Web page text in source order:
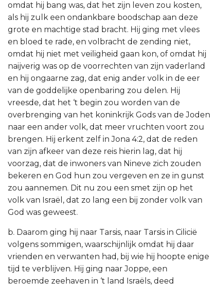
omdat hij bang was, dat het zijn leven zou kosten,
als hij zulk een ondankbare boodschap aan deze
grote en machtige stad bracht. Hij ging met vlees
en bloed te rade, en volbracht de zending niet,
omdat hij niet met veiligheid gaan kon, of omdat hij
naijverig was op de voorrechten van zijn vaderland
en hij ongaarne zag, dat enig ander volk in de eer
van de goddelijke openbaring zou delen. Hij
vreesde, dat het ‘t begin zou worden van de
overbrenging van het koninkrijk Gods van de Joden
naar een ander volk, dat meer vruchten voort zou
brengen. Hij erkent zelf in Jona 4:2, dat de reden
van zijn afkeer van deze reis hierin lag, dat hij
voorzag, dat de inwoners van Nineve zich zouden
bekeren en God hun zou vergeven en ze in gunst
zou aannemen. Dit nu zou een smet zijn op het
volk van Israël, dat zo lang een bij zonder volk van
God was geweest.
b. Daarom ging hij naar Tarsis, naar Tarsis in Cilicië
volgens sommigen, waarschijnlijk omdat hij daar
vrienden en verwanten had, bij wie hij hoopte enige
tijd te verblijven. Hij ging naar Joppe, een
beroemde zeehaven in ‘t land Israëls, deed